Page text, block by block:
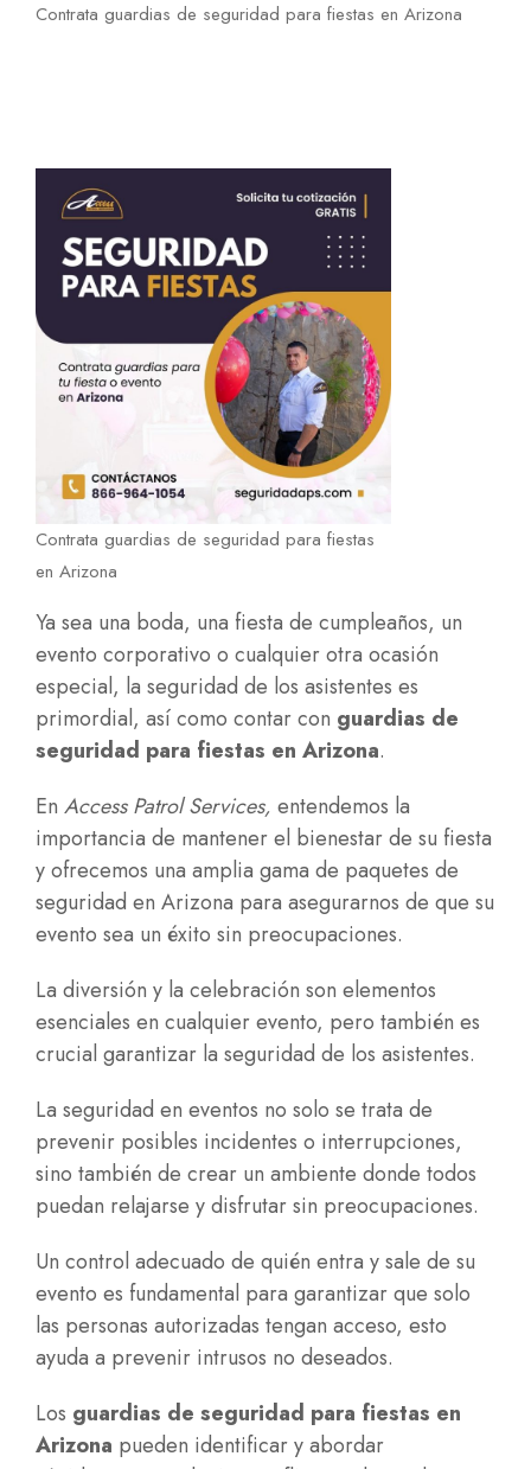
Contrata guardias de seguridad para fiestas en Arizona
Contrata guardias de seguridad para fiestas
en Arizona
Ya sea una boda, una fiesta de cumpleaños, un
evento corporativo o cualquier otra ocasión
especial, la seguridad de los asistentes es
primordial, así como contar con guardias de
seguridad para fiestas en Arizona.
En Access Patrol Services, entendemos la
importancia de mantener el bienestar de su fiesta
y ofrecemos una amplia gama de paquetes de
seguridad en Arizona para asegurarnos de que su
evento sea un éxito sin preocupaciones.
La diversión y la celebración son elementos
esenciales en cualquier evento, pero también es
crucial garantizar la seguridad de los asistentes.
La seguridad en eventos no solo se trata de
prevenir posibles incidentes o interrupciones,
sino también de crear un ambiente donde todos
puedan relajarse y disfrutar sin preocupaciones.
Un control adecuado de quién entra y sale de su
evento es fundamental para garantizar que solo
las personas autorizadas tengan acceso, esto
ayuda a prevenir intrusos no deseados.
Los guardias de seguridad para fiestas en
Arizona pueden identificar y abordar